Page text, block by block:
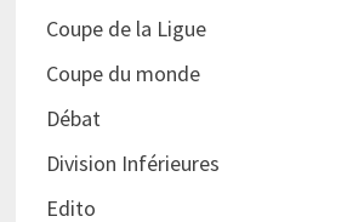
Coupe de la Ligue
Coupe du monde
Débat
Division Inférieures
Edito